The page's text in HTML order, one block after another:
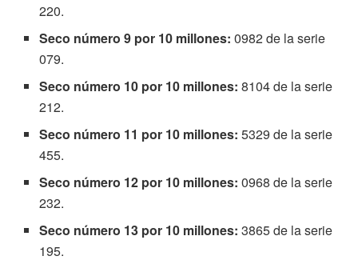
220.
Seco número 9 por 10 millones:0982 de la serie
079.
Seco número 10 por 10 millones:8104 de la serie
212.
Seco número 11 por 10 millones:5329 de la serie
455.
Seco número 12 por 10 millones:0968 de la serie
232.
Seco número 13 por 10 millones:3865 de la serie
195.